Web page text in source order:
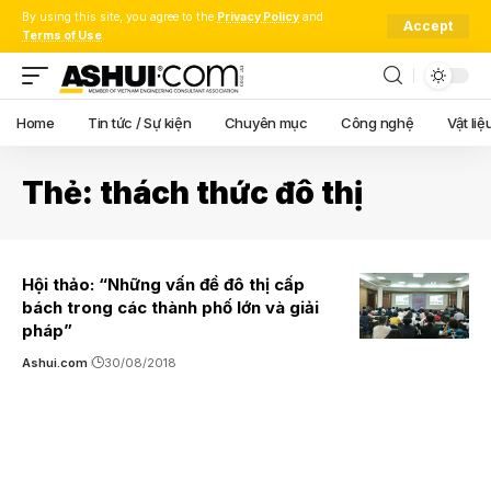
By using this site, you agree to the Privacy Policy and
Terms of Use.
Accept
Home Tin tức / Sự kiện Chuyên mục Công nghệ Vật
Thẻ: thách thức đô thị
Hội thảo: “Những vấn đề đô thị cấp
bách trong các thành phố lớn và giải
pháp”
Ashui.com 30/08/2018